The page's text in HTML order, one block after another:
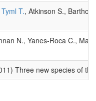
Tyml T., Atkinson S.,
N., Yanes-Roca C.,
Three new species of